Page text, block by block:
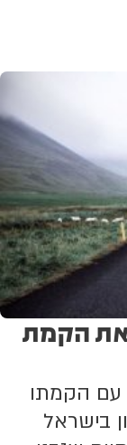
את הקמת
עם הקמתו
בישראל